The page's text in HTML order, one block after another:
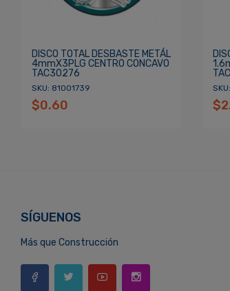
DISCO TOTAL DESBASTE METÁL
4mmX3PLG CENTRO CONCAVO
TAC30276
SKU: 81001739
$0.60
SÍGUENOS
Más que Construcción